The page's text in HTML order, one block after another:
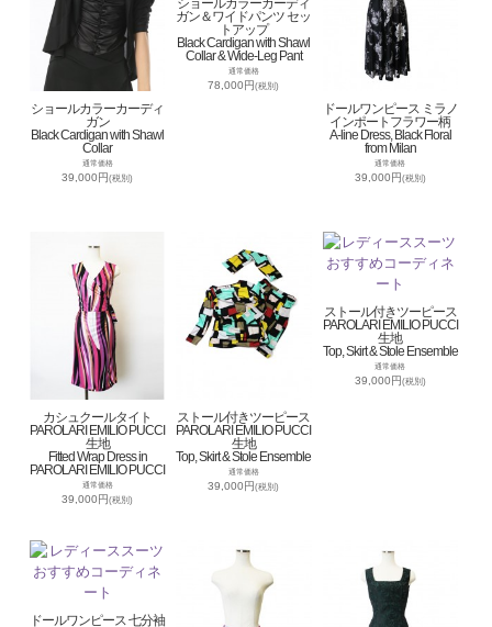
ショールカラーカーディ
ガン
Black Cardigan with Shawl
Collar
通常価格
39,000円(税別)
ガン＆ワイドパンツ セッ
トアップ
Black Cardigan with Shawl
Collar & Wide-Leg Pant
通常価格
78,000円(税別)
ドールワンピース ミラノ
インポートフラワー柄
A-line Dress, Black Floral
from Milan
通常価格
39,000円(税別)
カシュクールタイト
PAROLARI EMILIO PUCCI
生地
Fitted Wrap Dress in
PAROLARI EMILIO PUCCI
通常価格
39,000円(税別)
ストール付きツーピース
PAROLARI EMILIO PUCCI
生地
Top, Skirt & Stole Ensemble
通常価格
39,000円(税別)
ストール付きツーピース
PAROLARI EMILIO PUCCI
生地
Top, Skirt & Stole Ensemble
通常価格
39,000円(税別)
ドールワンピース 七分袖